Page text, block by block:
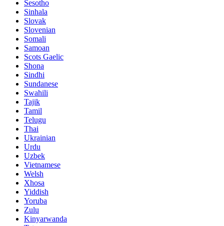
Sesotho
Sinhala
Slovak
Slovenian
Somali
Samoan
Scots Gaelic
Shona
Sindhi
Sundanese
Swahili
Tajik
Tamil
Telugu
Thai
Ukrainian
Urdu
Uzbek
Vietnamese
Welsh
Xhosa
Yiddish
Yoruba
Zulu
Kinyarwanda